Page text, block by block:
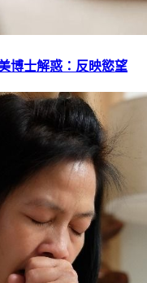
博士解惑：反映慾望